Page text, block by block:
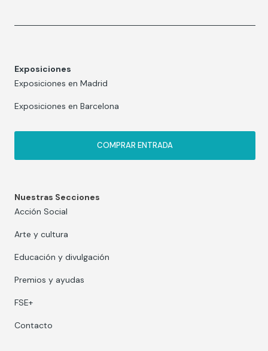
Exposiciones
Exposiciones en Madrid
Exposiciones en Barcelona
COMPRAR ENTRADA
Nuestras Secciones
Acción Social
Arte y cultura
Educación y divulgación
Premios y ayudas
FSE+
Contacto